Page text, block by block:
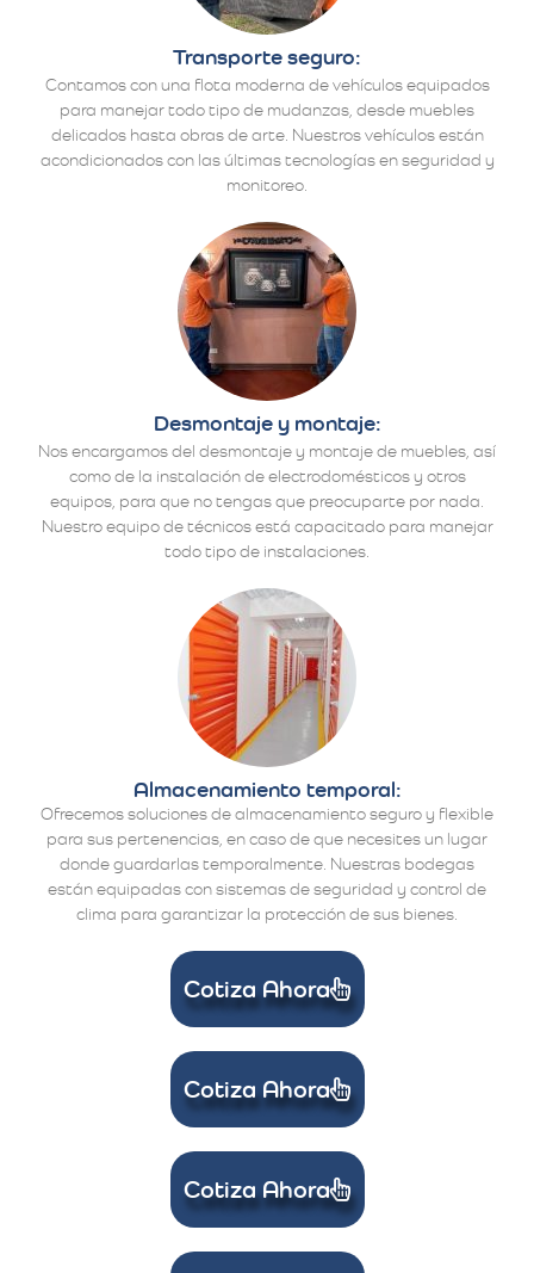
Transporte seguro:
Contamos con una flota moderna de vehículos equipados
para manejar todo tipo de mudanzas, desde muebles
delicados hasta obras de arte. Nuestros vehículos están
acondicionados con las últimas tecnologías en seguridad y
monitoreo.
Desmontaje y montaje:
Nos encargamos del desmontaje y montaje de muebles, así
como de la instalación de electrodomésticos y otros
equipos, para que no tengas que preocuparte por nada.
Nuestro equipo de técnicos está capacitado para manejar
todo tipo de instalaciones.
Almacenamiento temporal:
Ofrecemos soluciones de almacenamiento seguro y flexible
para sus pertenencias, en caso de que necesites un lugar
donde guardarlas temporalmente. Nuestras bodegas
están equipadas con sistemas de seguridad y control de
clima para garantizar la protección de sus bienes.
Cotiza Ahora
Cotiza Ahora
Cotiza Ahora